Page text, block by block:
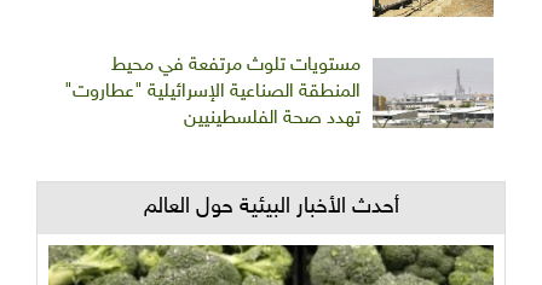
مستويات تلوث مرتفعة في محيط
المنطقة الصناعية الإسرائيلية "عطاروت"
تهدد صحة الفلسطينيين
أحدث الأخبار البيئية حول العالم